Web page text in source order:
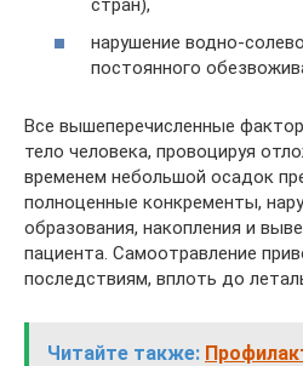
нарушение водно-
постоянного
Все вышеперечисленные
тело человека, провоцируя
временем небольшой осадок
полноценные конкременты,
образования, накопления и
пациента. Самоотравление
последствиям, вплоть до
Читайте также: